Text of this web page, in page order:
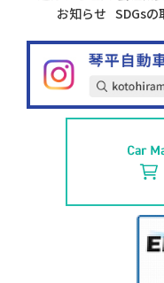
お知らせ SDGsの